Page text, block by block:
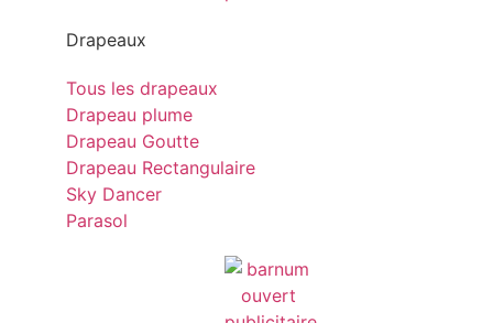
Drapeaux
Tous les drapeaux
Drapeau plume
Drapeau Goutte
Drapeau Rectangulaire
Sky Dancer
Parasol